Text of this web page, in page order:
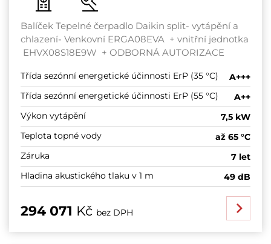
Balíček Tepelné čerpadlo Daikin split- vytápění a
chlazení- Venkovní ERGA08EVA + vnitřní jednotka
EHVX08S18E9W + ODBORNÁ AUTORIZACE
Třída sezónní energetické účinnosti ErP (35 °C)
A+++
Třída sezónní energetické účinnosti ErP (55 °C)
A++
Výkon vytápění
7,5 kW
Teplota topné vody
až 65 °C
Záruka
7 let
Hladina akustického tlaku v 1 m
49 dB
294 071 Kč bez DPH